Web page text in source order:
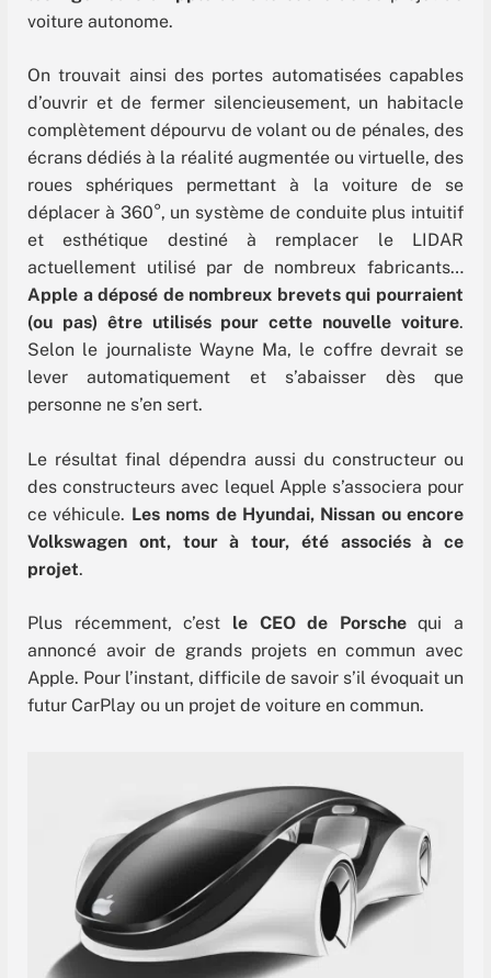
voiture autonome.
On trouvait ainsi des portes automatisées capables
d’ouvrir et de fermer silencieusement, un habitacle
complètement dépourvu de volant ou de pénales, des
écrans dédiés à la réalité augmentée ou virtuelle, des
roues sphériques permettant à la voiture de se
déplacer à 360°, un système de conduite plus intuitif
et esthétique destiné à remplacer le LIDAR
actuellement utilisé par de nombreux fabricants…
Apple a déposé de nombreux brevets qui pourraient
(ou pas) être utilisés pour cette nouvelle voiture.
Selon le journaliste Wayne Ma, le coffre devrait se
lever automatiquement et s’abaisser dès que
personne ne s’en sert.
Le résultat final dépendra aussi du constructeur ou
des constructeurs avec lequel Apple s’associera pour
ce véhicule. Les noms de Hyundai, Nissan ou encore
Volkswagen ont, tour à tour, été associés à ce
projet.
Plus récemment, c’est le CEO de Porschequi a
annoncé avoir de grands projets en commun avec
Apple. Pour l’instant, difficile de savoir s’il évoquait un
futur CarPlay ou un projet de voiture en commun.